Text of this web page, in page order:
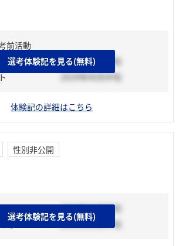
前活動
リーシート
2024年06月中旬
2024年06月中旬
体験記の詳細はこちら
選考体験記を見る(無料)
性別非公開
リーシート
2023年10月下旬
考
2023年11月中旬
選考体験記を見る(無料)